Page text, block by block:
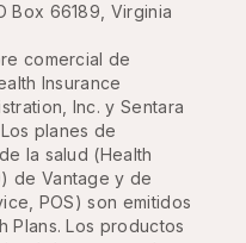
Box 66189, Virginia
comercial de
Insurance
Inc. y Sentara
planes de
la salud (Health
de Vantage y de
POS) son emitidos
Plans. Los productos